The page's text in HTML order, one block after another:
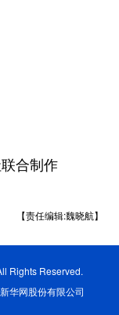
合制作
【责任编辑:魏晓航】
Rights Reserved.
网股份有限公司